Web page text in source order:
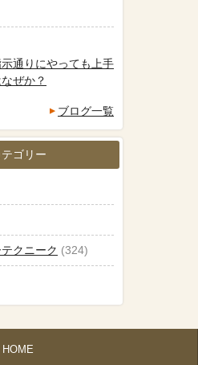
通りにやっても上手
ぜか？
ブログ一覧
テゴリー
クニーク (324)
HOME